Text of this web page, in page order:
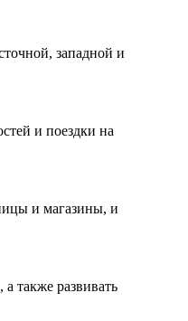
западной и
и поездки на
и магазины, и
также развивать